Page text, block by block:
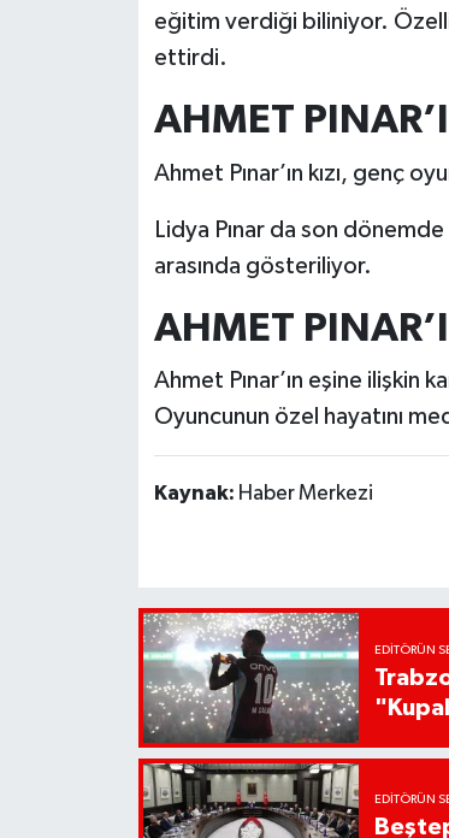
eğitim verdiği biliniyor.
ettirdi.
AHMET
Ahmet Pınar’ın kızı, genç
Lidya Pınar da son
arasında gösteriliyor.
AHMET
Ahmet Pınar’ın eşine ilişkin
Oyuncunun özel hayatını
Kaynak: Haber Merkezi
EDITÖRÜN
EDITÖRÜN